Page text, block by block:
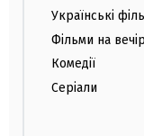
Українські
Фільми на вечір
Комедії
Серіали